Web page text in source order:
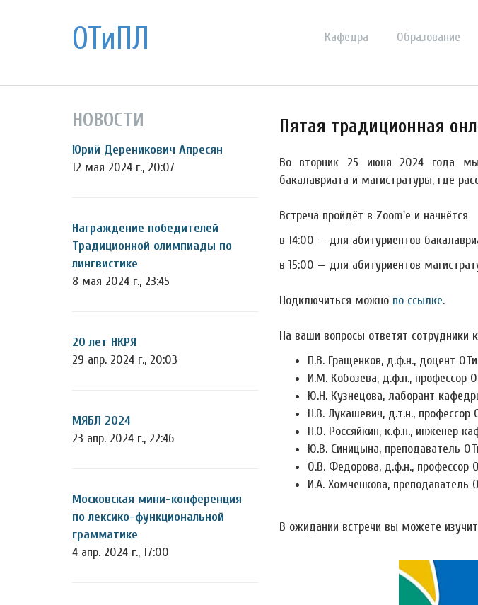
ОТиПЛ Кафедра Образование
НОВОСТИ
Юрий Дереникович Апресян
12 мая 2024 г., 20:07
Награждение победителей
Традиционной олимпиады по
лингвистике
8 мая 2024 г., 23:45
20 лет НКРЯ
29 апр. 2024 г., 20:03
МЯБЛ 2024
23 апр. 2024 г., 22:46
Московская мини-конференция
по лексико-функциональной
грамматике
4 апр. 2024 г., 17:00
Пятая традиционная
Во вторник 25 июня 2024 года мы
бакалавриата и магистратуры, где
Встреча пройдёт в Zoom'е и начнётся
в 14:00 — для абитуриентов
в 15:00 — для абитуриентов
Подключиться можно по ссылке.
На ваши вопросы ответят сотрудники
П.В. Гращенков, д.ф.н., доцент
И.М. Кобозева, д.ф.н., профессор
Ю.Н. Кузнецова, лаборант
Н.В. Лукашевич, д.т.н., профессор
П.О. Россяйкин, к.ф.н., инженер
Ю.В. Синицына, преподаватель
О.В. Федорова, д.ф.н., профессор
И.А. Хомченкова, преподаватель
В ожидании встречи вы можете